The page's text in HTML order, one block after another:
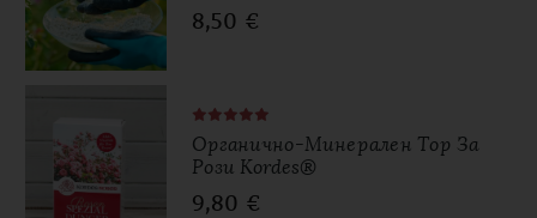
8,50 €
Органично-Минерален Тор За
Рози Kordes®
9,80 €